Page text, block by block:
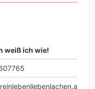
weiß ich wie!